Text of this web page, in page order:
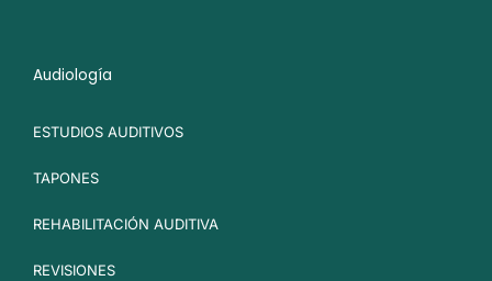
Audiología
ESTUDIOS AUDITIVOS
TAPONES
REHABILITACIÓN AUDITIVA
REVISIONES